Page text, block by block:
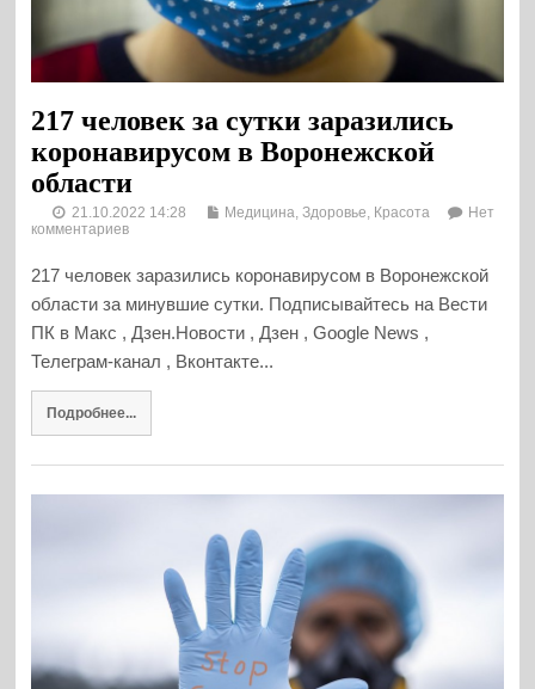
217 человек за сутки заразились
коронавирусом в Воронежской
области
21.10.2022 14:28 Медицина, Здоровье, Красота
Нет
комментариев
217 человек заразились коронавирусом в Воронежской
области за минувшие сутки. Подписывайтесь на Вести
ПК в Макс , Дзен.Новости , Дзен , Google News ,
Телеграм-канал , Вконтакте...
Подробнее...